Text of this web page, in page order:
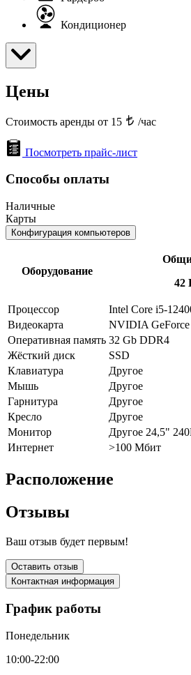
Кондиционер
Цены
Стоимость аренды от 15 /час
Посмотреть прайс-лист
Способы оплаты
Наличные
Карты
Конфигурация компьютеров
Оборудование
42
Процессор
Intel Core i5-
Видеокарта
NVIDIA
Оперативная память 32 Gb DDR4
Жёсткий диск
SSD
Клавиатура
Другое
Мышь
Другое
Гарнитура
Другое
Кресло
Другое
Монитор
Другое 24,5"
Интернет
>100 Мбит
Расположение
Отзывы
Ваш отзыв будет первым!
Оставить отзыв
Контактная информация
График работы
Понедельник
10:00-22:00